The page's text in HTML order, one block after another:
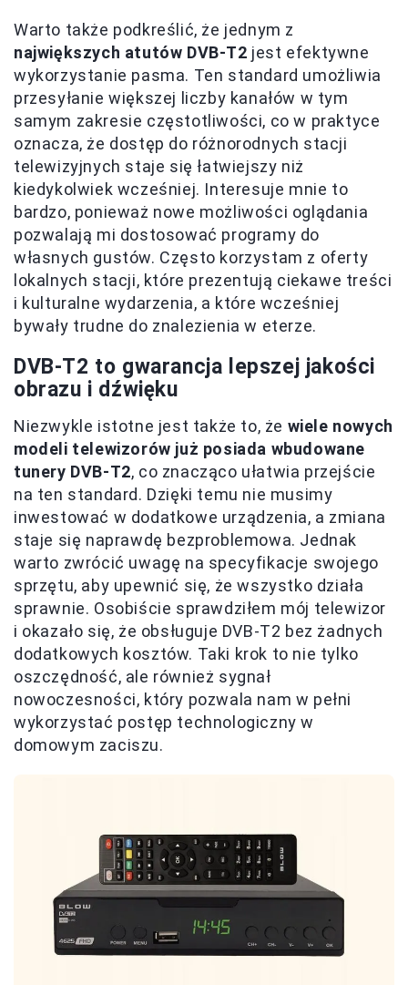
Warto także podkreślić, że jednym z
największych atutów DVB-T2 jest efektywne
wykorzystanie pasma. Ten standard umożliwia
przesyłanie większej liczby kanałów w tym
samym zakresie częstotliwości, co w praktyce
oznacza, że dostęp do różnorodnych stacji
telewizyjnych staje się łatwiejszy niż
kiedykolwiek wcześniej. Interesuje mnie to
bardzo, ponieważ nowe możliwości oglądania
pozwalają mi dostosować programy do
własnych gustów. Często korzystam z oferty
lokalnych stacji, które prezentują ciekawe treści
i kulturalne wydarzenia, a które wcześniej
bywały trudne do znalezienia w eterze.
DVB-T2 to gwarancja lepszej jakości
obrazu i dźwięku
Niezwykle istotne jest także to, że wiele nowych
modeli telewizorów już posiada wbudowane
tunery DVB-T2, co znacząco ułatwia przejście
na ten standard. Dzięki temu nie musimy
inwestować w dodatkowe urządzenia, a zmiana
staje się naprawdę bezproblemowa. Jednak
warto zwrócić uwagę na specyfikacje swojego
sprzętu, aby upewnić się, że wszystko działa
sprawnie. Osobiście sprawdziłem mój telewizor
i okazało się, że obsługuje DVB-T2 bez żadnych
dodatkowych kosztów. Taki krok to nie tylko
oszczędność, ale również sygnał
nowoczesności, który pozwala nam w pełni
wykorzystać postęp technologiczny w
domowym zaciszu.